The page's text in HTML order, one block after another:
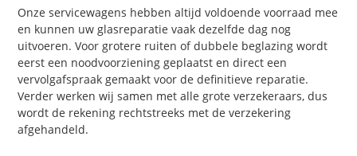
Onze servicewagens hebben altijd voldoende voorraad mee
en kunnen uw glasreparatie vaak dezelfde dag nog
uitvoeren. Voor grotere ruiten of dubbele beglazing wordt
eerst een noodvoorziening geplaatst en direct een
vervolgafspraak gemaakt voor de definitieve reparatie.
Verder werken wij samen met alle grote verzekeraars, dus
wordt de rekening rechtstreeks met de verzekering
afgehandeld.